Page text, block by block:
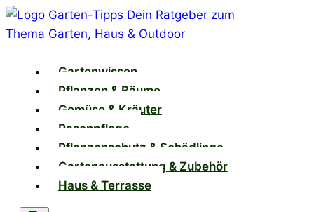
Zum
Inhalt
Gartenwissen
Pflanzen & Bäume
Gemüse & Kräuter
Rasenpflege
Pflanzenschutz & Schädlinge
Gartenausstattung & Zubehör
Haus & Terrasse